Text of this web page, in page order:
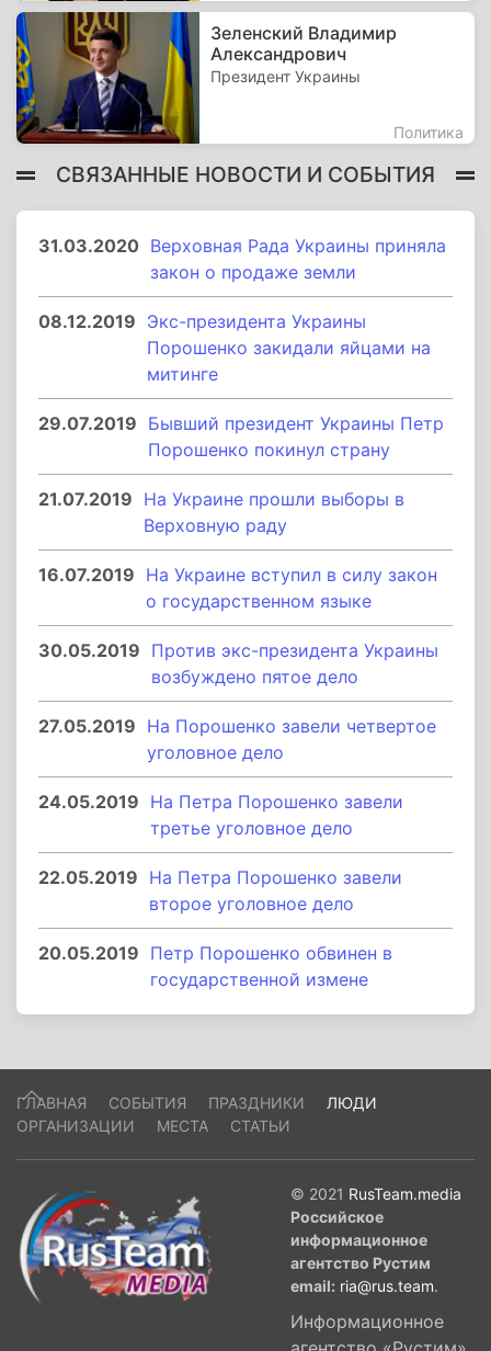
Зеленский Владимир
Александрович
Президент Украины
Политика
СВЯЗАННЫЕ НОВОСТИ И СОБЫТИЯ
31.03.2020 Верховная Рада Украины приняла
закон о продаже земли
08.12.2019 Экс-президента Украины
Порошенко закидали яйцами на
митинге
29.07.2019 Бывший президент Украины Петр
Порошенко покинул страну
21.07.2019 На Украине прошли выборы в
Верховную раду
16.07.2019 На Украине вступил в силу закон
о государственном языке
30.05.2019 Против экс-президента Украины
возбуждено пятое дело
27.05.2019 На Порошенко завели четвертое
уголовное дело
24.05.2019 На Петра Порошенко завели
третье уголовное дело
22.05.2019 На Петра Порошенко завели
второе уголовное дело
20.05.2019 Петр Порошенко обвинен в
государственной измене
ГЛАВНАЯ СОБЫТИЯ ПРАЗДНИКИ
ЛЮДИ
ОРГАНИЗАЦИИ
МЕСТА СТАТЬИ
© 2021 RusTeam.media
Российское
информационное
агентство Рустим
email: ria@rus.team.
Информационное